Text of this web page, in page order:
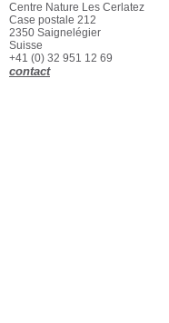
Centre Nature Les Cerlatez
Case postale 212
2350 Saignelégier
Suisse
+41 (0) 32 951 12 69
contact